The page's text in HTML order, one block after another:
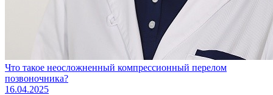
Что такое неосложненный компрессионный перелом
позвоночника?
16.04.2025